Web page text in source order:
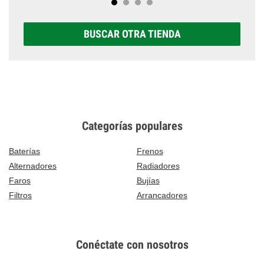
BUSCAR OTRA TIENDA
Categorías populares
Baterías
Frenos
Alternadores
Radiadores
Faros
Bujías
Filtros
Arrancadores
Conéctate con nosotros